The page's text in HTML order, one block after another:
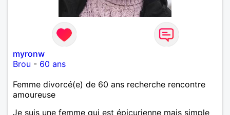
myronw
Brou - 60 ans
Femme divorcé(e) de 60 ans recherche rencontre
amoureuse
Je suis une femme qui est épicurienne mais simple